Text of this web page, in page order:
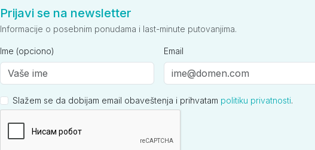
Prijavi se na newsletter
Informacije o posebnim ponudama i last-minute putovanjima.
Ime (opciono) Email
Slažem se da dobijam email obaveštenja i prihvatam politiku privatnosti.